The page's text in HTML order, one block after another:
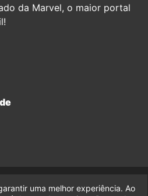
da Marvel, o maior portal
Marvel, uma empresa da Legado
uma melhor experiência. Ao